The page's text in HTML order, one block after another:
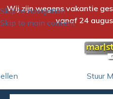
Skip to navigation
Skip to main content
Wij zijn wegens vakantie
vanaf 24
Stuur